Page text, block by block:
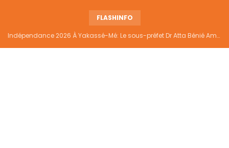
FLASHINFO
Indépendance 2026 À Yakassé-Mé: Le sous-préfet Dr Atta Bénié Amédé appelle à l’unité, à la sécurité et au développement